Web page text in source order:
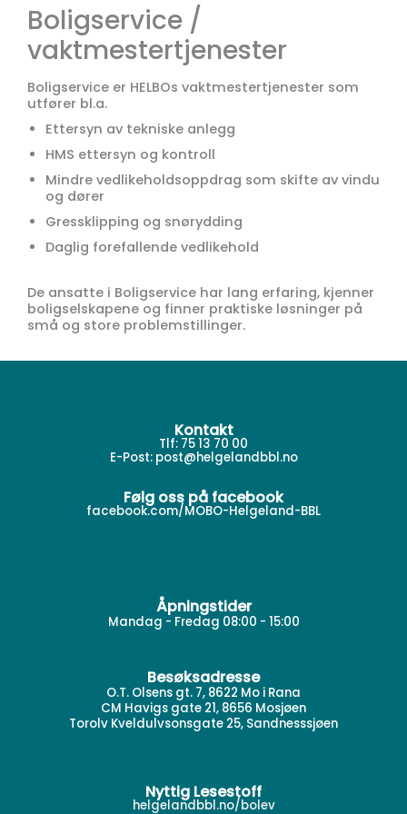
Boligservice /
vaktmestertjenester
Boligservice er HELBOs vaktmestertjenester som
utfører bl.a.
Ettersyn av tekniske anlegg
HMS ettersyn og kontroll
Mindre vedlikeholdsoppdrag som skifte av vindu
og dører
Gressklipping og snørydding
Daglig forefallende vedlikehold
De ansatte i Boligservice har lang erfaring, kjenner
boligselskapene og finner praktiske løsninger på
små og store problemstillinger.
Kontakt
Tlf: 75 13 70 00
E-Post: post@helgelandbbl.no
Følg oss på facebook
facebook.com/MOBO-Helgeland-BBL
Åpningstider
Mandag - Fredag 08:00 - 15:00
Besøksadresse
O.T. Olsens gt. 7, 8622 Mo i Rana
CM Havigs gate 21, 8656 Mosjøen
Torolv Kveldulvsonsgate 25, Sandnesssjøen
Nyttig Lesestoff
helgelandbbl.no/bolev